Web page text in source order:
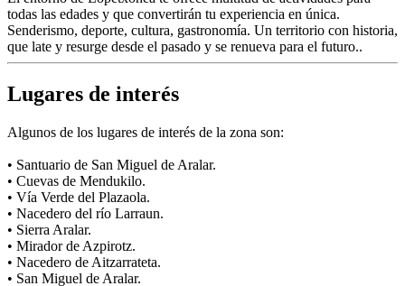
todas las edades y que convertirán tu experiencia en única.
Senderismo, deporte, cultura, gastronomía. Un territorio con historia,
que late y resurge desde el pasado y se renueva para el futuro..
Lugares de interés
Algunos de los lugares de interés de la zona son:
• Santuario de San Miguel de Aralar.
• Cuevas de Mendukilo.
• Vía Verde del Plazaola.
• Nacedero del río Larraun.
• Sierra Aralar.
• Mirador de Azpirotz.
• Nacedero de Aitzarrateta.
• San Miguel de Aralar.